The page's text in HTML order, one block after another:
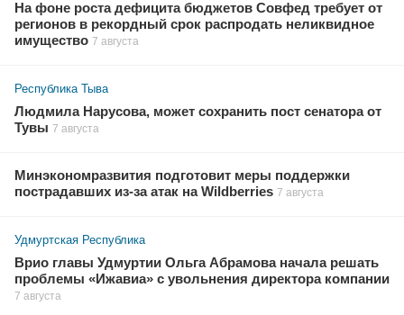
На фоне роста дефицита бюджетов Совфед требует от
регионов в рекордный срок распродать неликвидное
имущество 7 августа
Республика Тыва
Людмила Нарусова, может сохранить пост сенатора от
Тувы 7 августа
Минэкономразвития подготовит меры поддержки
пострадавших из-за атак на Wildberries 7 августа
Удмуртская Республика
Врио главы Удмуртии Ольга Абрамова начала решать
проблемы «Ижавиа» с увольнения директора компании
7 августа